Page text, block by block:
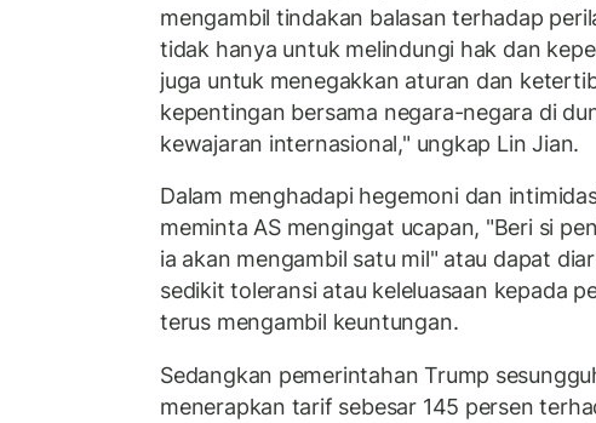
mengambil tindakan balasan terhadap
tidak hanya untuk melindungi hak dan
juga untuk menegakkan aturan dan
kepentingan bersama negara-negara di
kewajaran internasional," ungkap Lin Jian.
Dalam menghadapi hegemoni dan
meminta AS mengingat ucapan, "Beri si
ia akan mengambil satu mil" atau dapat
sedikit toleransi atau keleluasaan kepada
terus mengambil keuntungan.
Sedangkan pemerintahan Trump
menerapkan tarif sebesar 145 persen